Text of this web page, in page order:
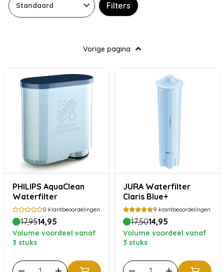
Filters
Vorige pagina
PHILIPS AquaClean
Waterfilter
0 klantbeoordelingen
17,9514,95
Volume voordeel vanaf
3 stuks
JURA Waterfilter
Claris Blue+
9 klantbeoordelingen
17,5014,95
Volume voordeel vanaf
3 stuks